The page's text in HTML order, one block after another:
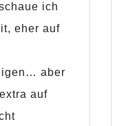
ich
eher auf
aber
auf